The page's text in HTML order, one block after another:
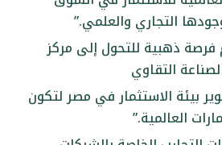
التجاري والعلمي.”
فرصة ذهبية للتحول إلى مركز
التقاوي
بيئة الاستثمار في مصر لتكون
العالمية.”